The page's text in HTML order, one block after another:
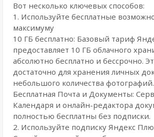
Вот несколько ключевых способов:
1. Используйте бесплатные
максимуму
10 ГБ бесплатно: Базовый тариф
предоставляет 10 ГБ облачного
абсолютно бесплатно и бессрочно.
достаточно для хранения личных
небольшого количества фотографий.
Бесплатная Почта и Документы:
Календаря и онлайн-редактора
полностью бесплатны без подписки.
2. Используйте подписку Яндекс